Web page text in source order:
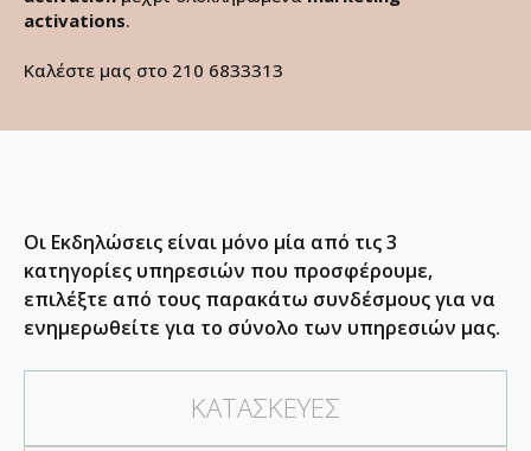
activations.
Καλέστε μας στο 210 6833313
Οι Εκδηλώσεις είναι μόνο μία από τις 3
κατηγορίες υπηρεσιών που προσφέρουμε,
επιλέξτε από τους παρακάτω συνδέσμους για να
ενημερωθείτε για το σύνολο των υπηρεσιών μας.
ΚΑΤΑΣΚΕΥΕΣ